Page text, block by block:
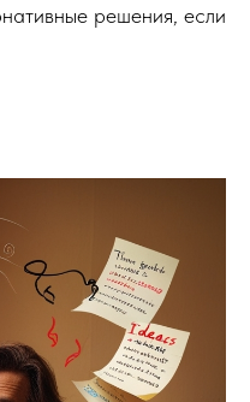
решения, если